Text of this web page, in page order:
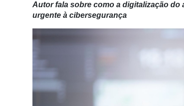
Autor fala sobre como a digitalização do
urgente à cibersegurança